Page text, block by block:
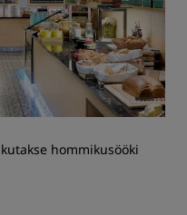
hommikusööki